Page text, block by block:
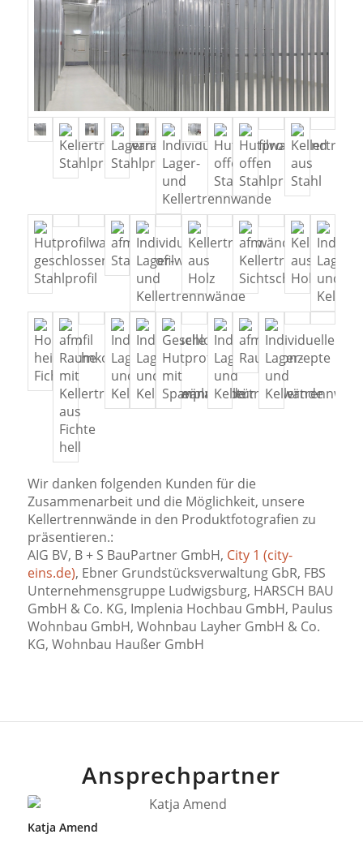
Wir danken folgenden Kunden für die
Zusammenarbeit und die Möglichkeit, unsere
Kellertrennwände in den Produktfotografien zu
präsentieren.:
AIG BV, B + S BauPartner GmbH, City 1 (city-
eins.de), Ebner Grundstücksverwaltung GbR, FBS
Unternehmensgruppe Ludwigsburg, HARSCH BAU
GmbH & Co. KG, Implenia Hochbau GmbH, Paulus
Wohnbau GmbH, Wohnbau Layher GmbH & Co.
KG, Wohnbau Haußer GmbH
Ansprechpartner
Katja Amend